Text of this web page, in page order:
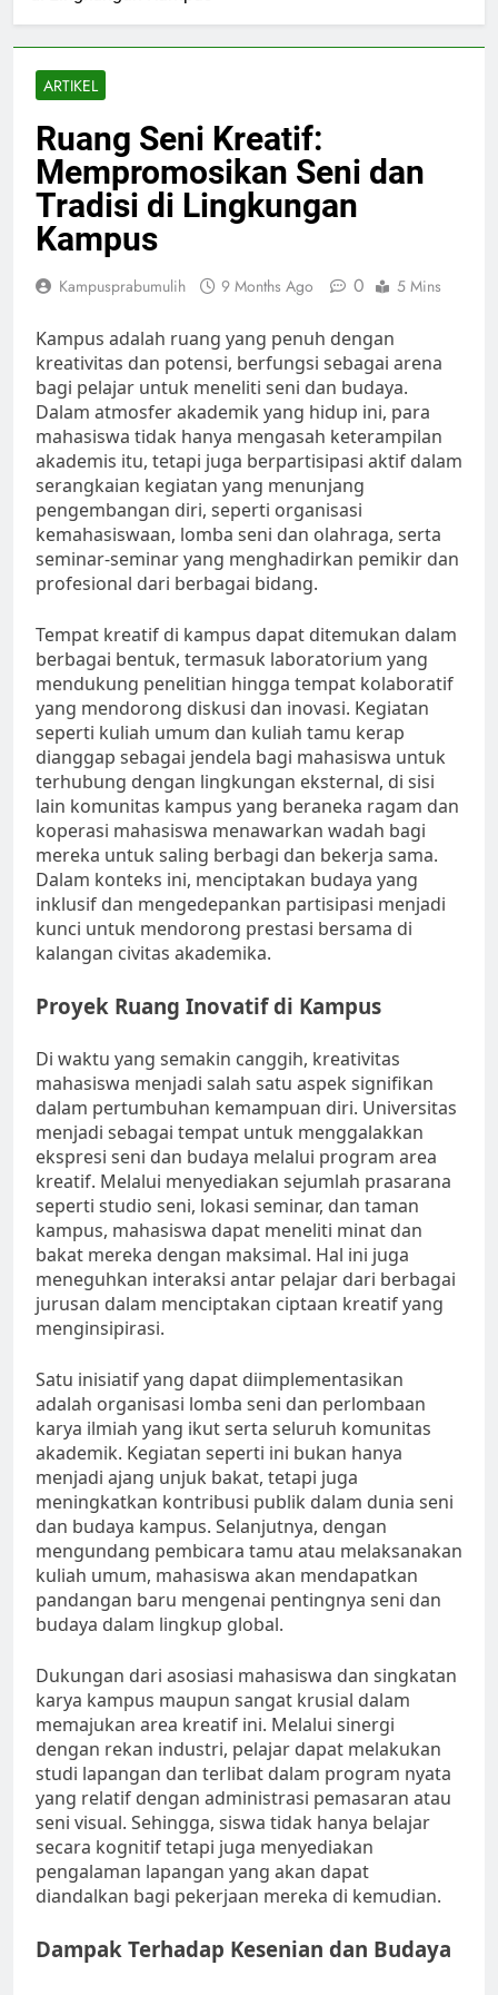
ARTIKEL
Ruang Seni Kreatif:
Mempromosikan Seni dan
Tradisi di Lingkungan
Kampus
Kampusprabumulih 9 Months Ago 0 5 Mins
Kampus adalah ruang yang penuh dengan
kreativitas dan potensi, berfungsi sebagai arena
bagi pelajar untuk meneliti seni dan budaya.
Dalam atmosfer akademik yang hidup ini, para
mahasiswa tidak hanya mengasah keterampilan
akademis itu, tetapi juga berpartisipasi aktif dalam
serangkaian kegiatan yang menunjang
pengembangan diri, seperti organisasi
kemahasiswaan, lomba seni dan olahraga, serta
seminar-seminar yang menghadirkan pemikir dan
profesional dari berbagai bidang.
Tempat kreatif di kampus dapat ditemukan dalam
berbagai bentuk, termasuk laboratorium yang
mendukung penelitian hingga tempat kolaboratif
yang mendorong diskusi dan inovasi. Kegiatan
seperti kuliah umum dan kuliah tamu kerap
dianggap sebagai jendela bagi mahasiswa untuk
terhubung dengan lingkungan eksternal, di sisi
lain komunitas kampus yang beraneka ragam dan
koperasi mahasiswa menawarkan wadah bagi
mereka untuk saling berbagi dan bekerja sama.
Dalam konteks ini, menciptakan budaya yang
inklusif dan mengedepankan partisipasi menjadi
kunci untuk mendorong prestasi bersama di
kalangan civitas akademika.
Proyek Ruang Inovatif di Kampus
Di waktu yang semakin canggih, kreativitas
mahasiswa menjadi salah satu aspek signifikan
dalam pertumbuhan kemampuan diri. Universitas
menjadi sebagai tempat untuk menggalakkan
ekspresi seni dan budaya melalui program area
kreatif. Melalui menyediakan sejumlah prasarana
seperti studio seni, lokasi seminar, dan taman
kampus, mahasiswa dapat meneliti minat dan
bakat mereka dengan maksimal. Hal ini juga
meneguhkan interaksi antar pelajar dari berbagai
jurusan dalam menciptakan ciptaan kreatif yang
menginsipirasi.
Satu inisiatif yang dapat diimplementasikan
adalah organisasi lomba seni dan perlombaan
karya ilmiah yang ikut serta seluruh komunitas
akademik. Kegiatan seperti ini bukan hanya
menjadi ajang unjuk bakat, tetapi juga
meningkatkan kontribusi publik dalam dunia seni
dan budaya kampus. Selanjutnya, dengan
mengundang pembicara tamu atau melaksanakan
kuliah umum, mahasiswa akan mendapatkan
pandangan baru mengenai pentingnya seni dan
budaya dalam lingkup global.
Dukungan dari asosiasi mahasiswa dan singkatan
karya kampus maupun sangat krusial dalam
memajukan area kreatif ini. Melalui sinergi
dengan rekan industri, pelajar dapat melakukan
studi lapangan dan terlibat dalam program nyata
yang relatif dengan administrasi pemasaran atau
seni visual. Sehingga, siswa tidak hanya belajar
secara kognitif tetapi juga menyediakan
pengalaman lapangan yang akan dapat
diandalkan bagi pekerjaan mereka di kemudian.
Dampak Terhadap Kesenian dan Budaya